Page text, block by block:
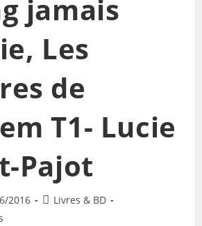
jamais
Les
de
T1- Lucie
Pajot
2016
Livres & BD